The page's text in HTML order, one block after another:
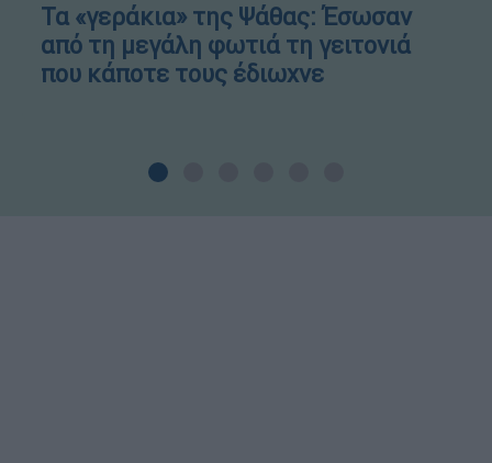
Τα «γεράκια» της Ψάθας: Έσωσαν
από τη μεγάλη φωτιά τη γειτονιά
που κάποτε τους έδιωχνε